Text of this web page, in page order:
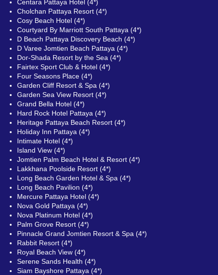
Centara Pattaya Hotel (4*)
Cholchan Pattaya Resort (4*)
Cosy Beach Hotel (4*)
Courtyard By Marriott South Pattaya (4*)
D Beach Pattaya Discovery Beach (4*)
D Varee Jomtien Beach Pattaya (4*)
Dor-Shada Resort by the Sea (4*)
Fairtex Sport Club & Hotel (4*)
Four Seasons Place (4*)
Garden Cliff Resort & Spa (4*)
Garden Sea View Resort (4*)
Grand Bella Hotel (4*)
Hard Rock Hotel Pattaya (4*)
Heritage Pattaya Beach Resort (4*)
Holiday Inn Pattaya (4*)
Intimate Hotel (4*)
Island View (4*)
Jomtien Palm Beach Hotel & Resort (4*)
Lakkhana Poolside Resort (4*)
Long Beach Garden Hotel & Spa (4*)
Long Beach Pavilion (4*)
Mercure Pattaya Hotel (4*)
Nova Gold Pattaya (4*)
Nova Platinum Hotel (4*)
Palm Grove Resort (4*)
Pinnacle Grand Jomtien Resort & Spa (4*)
Rabbit Resort (4*)
Royal Beach View (4*)
Serene Sands Health (4*)
Siam Bayshore Pattaya (4*)